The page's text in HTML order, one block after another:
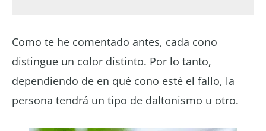
Como te he comentado antes, cada cono
distingue un color distinto. Por lo tanto,
dependiendo de en qué cono esté el fallo, la
persona tendrá un tipo de daltonismo u otro.